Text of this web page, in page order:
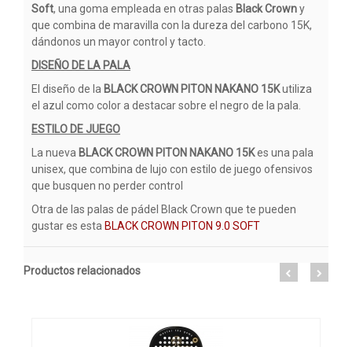
Soft, una goma empleada en otras palas Black Crowny
que combina de maravilla con la dureza del carbono 15K,
dándonos un mayor control y tacto.
DISEÑO DE LA PALA
El diseño de la BLACK CROWN PITON NAKANO 15Kutiliza
el azul como color a destacar sobre el negro de la pala.
ESTILO DE JUEGO
La nueva BLACK CROWN PITON NAKANO 15Kes una pala
unisex, que combina de lujo con estilo de juego ofensivos
que busquen no perder control
Otra de las palas de pádel Black Crown que te pueden
gustar es esta BLACK CROWN PITON 9.0 SOFT
Productos relacionados